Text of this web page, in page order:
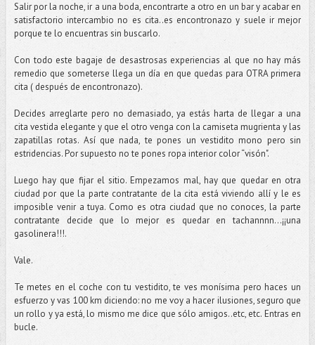
Salir por la noche, ir a una boda, encontrarte a otro en un bar y acabar en
satisfactorio intercambio no es cita..es encontronazo y suele ir mejor
porque te lo encuentras sin buscarlo.
Con todo este bagaje de desastrosas experiencias al que no hay más
remedio que someterse llega un día en que quedas para OTRA primera
cita ( después de encontronazo).
Decides arreglarte pero no demasiado, ya estás harta de llegar a una
cita vestida elegante y que el otro venga con la camiseta mugrienta y las
zapatillas rotas. Así que nada, te pones un vestidito mono pero sin
estridencias. Por supuesto no te pones ropa interior color “visón".
Luego hay que fijar el sitio. Empezamos mal, hay que quedar en otra
ciudad por que la parte contratante de la cita está viviendo allí y le es
imposible venir a tuya. Como es otra ciudad que no conoces, la parte
contratante decide que lo mejor es quedar en tachannnn…¡¡una
gasolinera!!!.
Vale.
Te metes en el coche con tu vestidito, te ves monísima pero haces un
esfuerzo y vas 100 km diciendo: no me voy a hacer ilusiones, seguro que
un rollo y ya está, lo mismo me dice que sólo amigos..etc, etc. Entras en
bucle.